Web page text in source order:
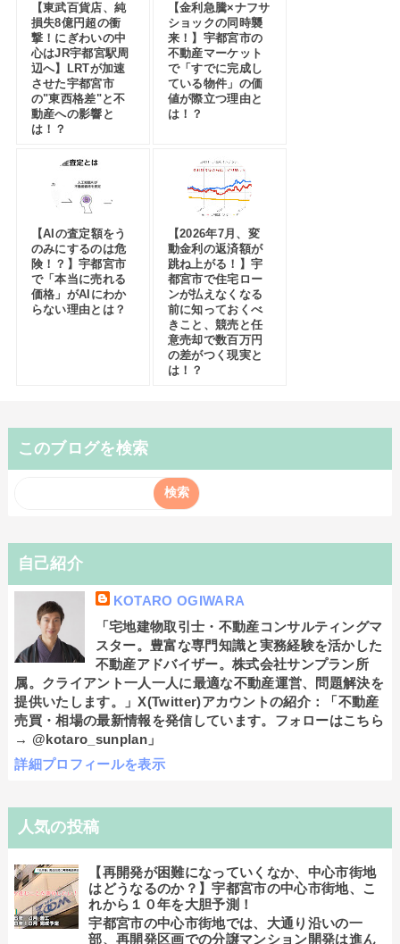
【東武百貨店、純
損失8億円超の衝
撃！にぎわいの中
心はJR宇都宮駅周
辺へ】LRTが加速
させた宇都宮市
の"東西格差"と不
動産への影響と
は！？
【金利急騰×ナフサ
ショックの同時襲
来！】宇都宮市の
不動産マーケット
で「すでに完成し
ている物件」の価
値が際立つ理由と
は！？
【AIの査定額をう
のみにするのは危
険！？】宇都宮市
で「本当に売れる
価格」がAIにわか
らない理由とは？
【2026年7月、変
動金利の返済額が
跳ね上がる！】宇
都宮市で住宅ロー
ンが払えなくなる
前に知っておくべ
きこと、競売と任
意売却で数百万円
の差がつく現実と
は！？
このブログを検索
自己紹介
KOTARO OGIWARA
「宅地建物取引士・不動産コンサルティングマ
スター。豊富な専門知識と実務経験を活かした
不動産アドバイザー。株式会社サンプラン所
属。クライアント一人一人に最適な不動産運営、問題解決を
提供いたします。」X(Twitter)アカウントの紹介：「不動産
売買・相場の最新情報を発信しています。フォローはこちら
→ @kotaro_sunplan」
詳細プロフィールを表示
人気の投稿
【再開発が困難になっていくなか、中心市街地
はどうなるのか？】宇都宮市の中心市街地、こ
れから１０年を大胆予測！
宇都宮市の中心市街地では、大通り沿いの一
部、再開発区画での分譲マンション開発は進ん